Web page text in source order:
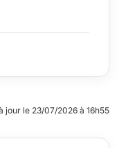
jour le 23/07/2026 à 16h55